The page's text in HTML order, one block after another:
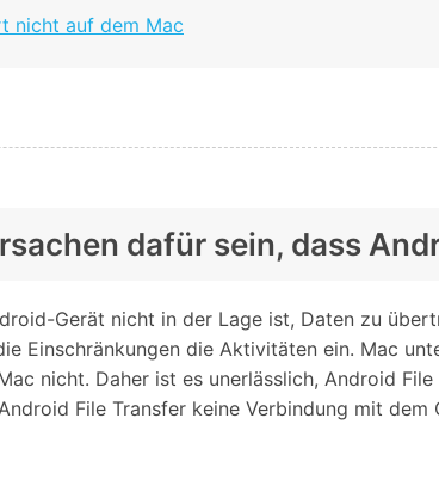
nicht auf dem Mac
dafür sein, dass
Gerät nicht in der Lage ist, Daten zu
Einschränkungen die Aktivitäten ein. Mac
nicht. Daher ist es unerlässlich, Android
File Transfer keine Verbindung mit